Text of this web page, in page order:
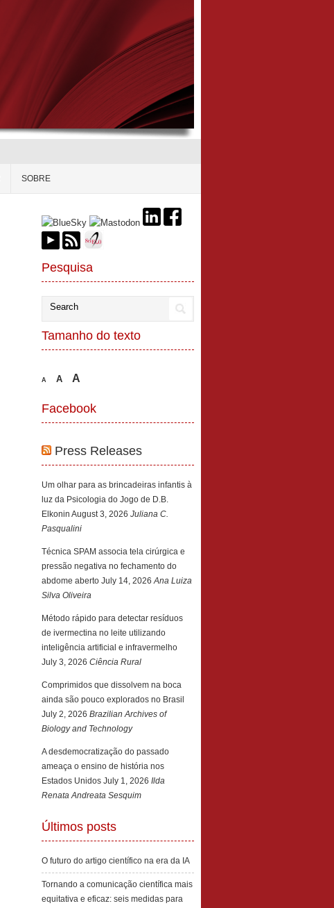
SOBRE
Pesquisa
Tamanho do texto
A A A
Facebook
Press Releases
Um olhar para as brincadeiras infantis à
luz da Psicologia do Jogo de D.B.
Elkonin August 3, 2026 Juliana C.
Pasqualini
Técnica SPAM associa tela cirúrgica e
pressão negativa no fechamento do
abdome aberto July 14, 2026 Ana Luiza
Silva Oliveira
Método rápido para detectar resíduos
de ivermectina no leite utilizando
inteligência artificial e infravermelho
July 3, 2026 Ciência Rural
Comprimidos que dissolvem na boca
ainda são pouco explorados no Brasil
July 2, 2026 Brazilian Archives of
Biology and Technology
A desdemocratização do passado
ameaça o ensino de história nos
Estados Unidos July 1, 2026 Ilda
Renata Andreata Sesquim
Últimos posts
O futuro do artigo científico na era da IA
Tornando a comunicação científica mais
equitativa e eficaz: seis medidas para